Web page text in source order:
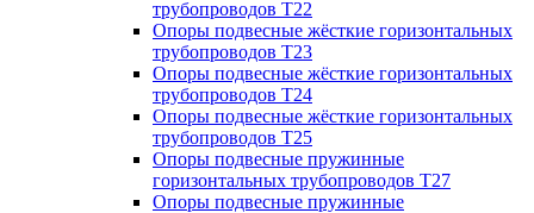
трубопроводов Т22
Опоры подвесные жёсткие горизонтальных
трубопроводов Т23
Опоры подвесные жёсткие горизонтальных
трубопроводов Т24
Опоры подвесные жёсткие горизонтальных
трубопроводов Т25
Опоры подвесные пружинные
горизонтальных трубопроводов Т27
Опоры подвесные пружинные